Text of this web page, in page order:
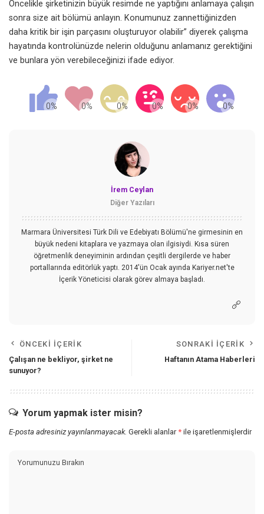
Öncelikle şirketinizin büyük resimde ne yaptığını anlamaya çalışın
sonra size ait bölümü anlayın. Konumunuz zannettiğinizden
daha kritik bir işin parçasını oluşturuyor olabilir” diyerek çalışma
hayatında kontrolünüzde nelerin olduğunu anlamanız gerektiğini
ve bunlara yön verebileceğinizi ifade ediyor.
İrem Ceylan
Diğer Yazıları
Marmara Üniversitesi Türk Dili ve Edebiyatı Bölümü'ne girmesinin en
büyük nedeni kitaplara ve yazmaya olan ilgisiydi. Kısa süren
öğretmenlik deneyiminin ardından çeşitli dergilerde ve haber
portallarında editörlük yaptı. 2014'ün Ocak ayında Kariyer.net'te
İçerik Yöneticisi olarak görev almaya başladı.
ÖNCEKI İÇERIK
Çalışan ne bekliyor, şirket ne
sunuyor?
SONRAKI İÇERIK
Haftanın Atama Haberleri
Yorum yapmak ister misin?
E-posta adresiniz yayınlanmayacak. Gerekli alanlar* ile işaretlenmişlerdir